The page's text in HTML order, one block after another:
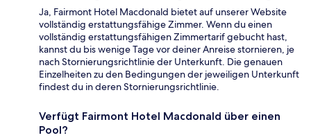
Ja, Fairmont Hotel Macdonald bietet auf unserer Website
vollständig erstattungsfähige Zimmer. Wenn du einen
vollständig erstattungsfähigen Zimmertarif gebucht hast,
kannst du bis wenige Tage vor deiner Anreise stornieren, je
nach Stornierungsrichtlinie der Unterkunft. Die genauen
Einzelheiten zu den Bedingungen der jeweiligen Unterkunft
findest du in deren Stornierungsrichtlinie.
Verfügt Fairmont Hotel Macdonald über einen
Pool?